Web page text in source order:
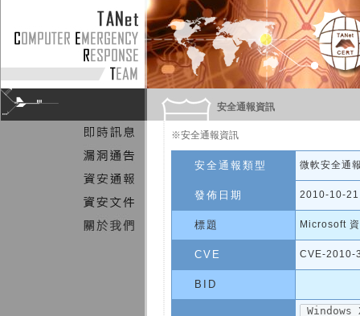
安全通報資訊
※安全通報資訊
安全通報類型 微軟安全通
發佈日期 2010-10-21
標題 Microsoft
CVE CVE-2010-
BID